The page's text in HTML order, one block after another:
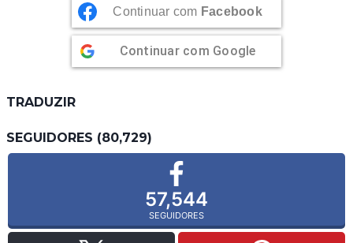
Continuar com Facebook
Continuar com Google
TRADUZIR
SEGUIDORES (80,729)
57,544
SEGUIDORES